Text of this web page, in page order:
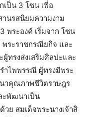
ป็น 3 โซน เพื่อ
านรสนิยมความงาม
พระองค์ เริ่มจาก โซน
พระราชกรณียกิจ และ
ผู้ทรงส่งเสริมศิลปะและ
าไพพรรณี ผู้ทรงมีพระ
าคุณภาพชีวิตราษฎร
ะพัฒนาเป็น
ย สมเด็จพระนางเจ้าสิ